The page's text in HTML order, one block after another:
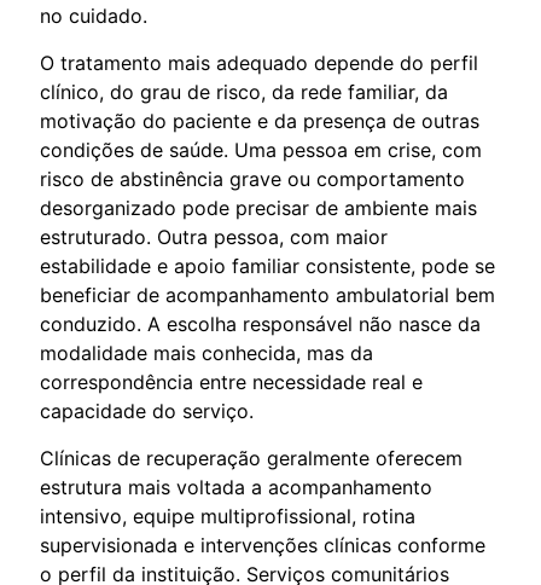
no cuidado.
O tratamento mais adequado depende do perfil
clínico, do grau de risco, da rede familiar, da
motivação do paciente e da presença de outras
condições de saúde. Uma pessoa em crise, com
risco de abstinência grave ou comportamento
desorganizado pode precisar de ambiente mais
estruturado. Outra pessoa, com maior
estabilidade e apoio familiar consistente, pode se
beneficiar de acompanhamento ambulatorial bem
conduzido. A escolha responsável não nasce da
modalidade mais conhecida, mas da
correspondência entre necessidade real e
capacidade do serviço.
Clínicas de recuperação geralmente oferecem
estrutura mais voltada a acompanhamento
intensivo, equipe multiprofissional, rotina
supervisionada e intervenções clínicas conforme
o perfil da instituição. Serviços comunitários